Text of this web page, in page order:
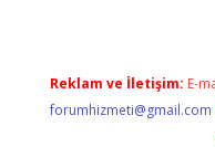
Reklam ve İletişim: E-
forumhizmeti@gmail.com